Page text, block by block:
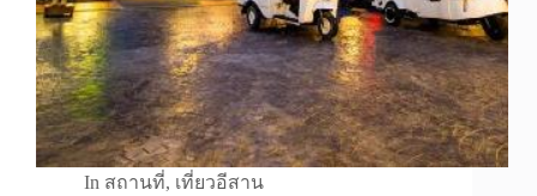
In สถานที่, เที่ยวอีสาน